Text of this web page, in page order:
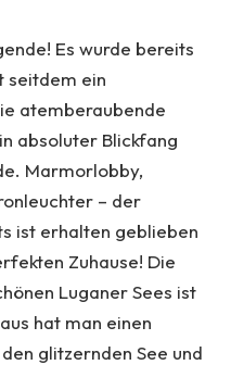
Es wurde bereits
seitdem ein
atemberaubende
absoluter Blickfang
Marmorlobby,
– der
ist erhalten geblieben
Zuhause! Die
Luganer Sees ist
hat man einen
glitzernden See und